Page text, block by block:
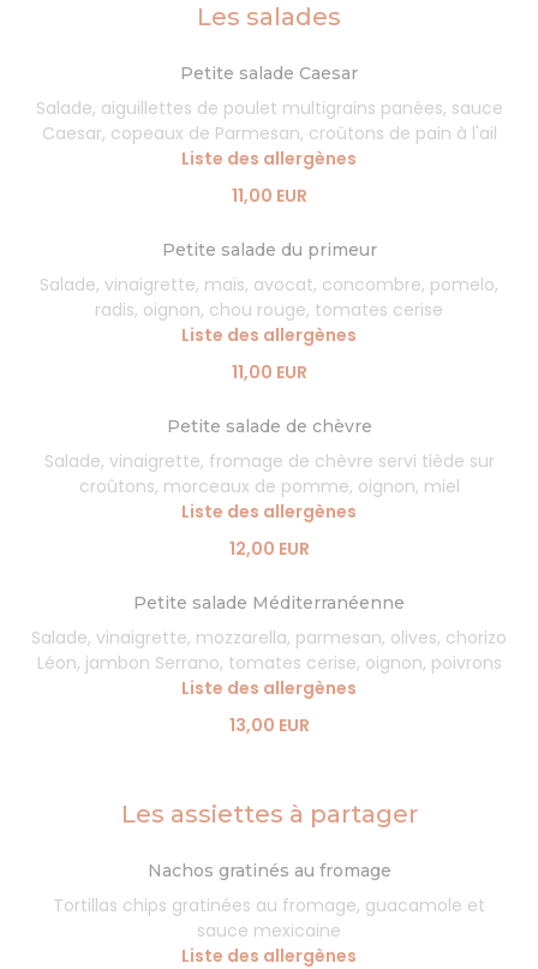
Les salades
Petite salade Caesar
Salade, aiguillettes de poulet multigrains panées, sauce
Caesar, copeaux de Parmesan, croûtons de pain à l'ail
Liste des allergènes
11,00 EUR
Petite salade du primeur
Salade, vinaigrette, maïs, avocat, concombre, pomelo,
radis, oignon, chou rouge, tomates cerise
Liste des allergènes
11,00 EUR
Petite salade de chèvre
Salade, vinaigrette, fromage de chèvre servi tiède sur
croûtons, morceaux de pomme, oignon, miel
Liste des allergènes
12,00 EUR
Petite salade Méditerranéenne
Salade, vinaigrette, mozzarella, parmesan, olives, chorizo
Léon, jambon Serrano, tomates cerise, oignon, poivrons
Liste des allergènes
13,00 EUR
Les assiettes à partager
Nachos gratinés au fromage
Tortillas chips gratinées au fromage, guacamole et
sauce mexicaine
Liste des allergènes